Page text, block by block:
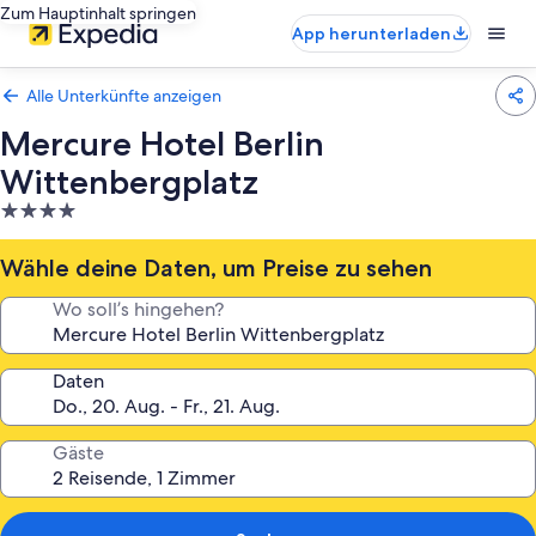
Zum Hauptinhalt springen
App herunterladen
Alle Unterkünfte anzeigen
Mercure Hotel Berlin
Wittenbergplatz
4.0-
Sterne-
Unterkunft
Wähle deine Daten, um Preise zu sehen
Wo soll’s hingehen?
Daten
Gäste